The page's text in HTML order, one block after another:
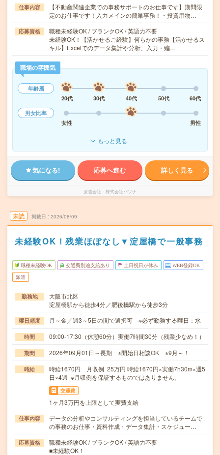
仕事内容
【不動産関連企業での事務サポートのお仕事です】期間限
定のお仕事です！入力メインの簡単事務！・投資用物…
応募資格
職種未経験OK / ブランクOK / 英語力不要
未経験OK！【活かせるご経験】何らかの事務【活かせるス
キル】Excelでのデータ集計や分析、入力・編…
職場の雰囲気
年齢層
20代
30代 40代 50代
60代
男女比率
女性
男性
もっと見る
気になる! 応募へ進む 詳しく見る
派遣会社 株式会社パソナ
未読 掲載日 2026/08/09
未経験OK！残業ほぼなし▼淀屋橋で一般事務
職種未経験OK 交通費別途支給あり 土日祝日が休み WEB登録OK
派遣
勤務地
大阪市北区
淀屋橋駅から徒歩4分／肥後橋駅から徒歩3分
曜日頻度 月～金／週3～5日の間で選択可 ※必ず勤務する曜日：水
時間 09:00-17:30（休憩60分）実働7時間30分（残業少なめ！）
期間 2026年09月01日～長期 ※開始日相談OK ※9月～！
時給
時給1670円 月収例 25万円 時給1670円×実働7h30m×週5
日×4週 ※月収例を保証するものではありません。
交通費
1ヶ月3万円を上限として実費支給
仕事内容
データの分析やコンサルティングを担当しているチームで
の事務のお仕事・資料作成・データ集計・スケジュー…
応募資格
職種未経験OK / ブランクOK / 英語力不要
■未経験OK！